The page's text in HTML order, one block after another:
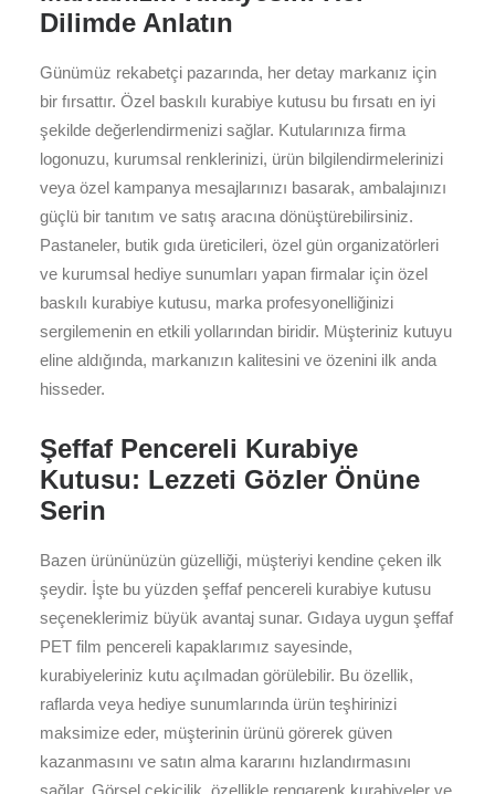
Dilimde Anlatın
Günümüz rekabetçi pazarında, her detay markanız için
bir fırsattır. Özel baskılı kurabiye kutusu bu fırsatı en iyi
şekilde değerlendirmenizi sağlar. Kutularınıza firma
logonuzu, kurumsal renklerinizi, ürün bilgilendirmelerinizi
veya özel kampanya mesajlarınızı basarak, ambalajınızı
güçlü bir tanıtım ve satış aracına dönüştürebilirsiniz.
Pastaneler, butik gıda üreticileri, özel gün organizatörleri
ve kurumsal hediye sunumları yapan firmalar için özel
baskılı kurabiye kutusu, marka profesyonelliğinizi
sergilemenin en etkili yollarından biridir. Müşteriniz kutuyu
eline aldığında, markanızın kalitesini ve özenini ilk anda
hisseder.
Şeffaf Pencereli Kurabiye
Kutusu: Lezzeti Gözler Önüne
Serin
Bazen ürününüzün güzelliği, müşteriyi kendine çeken ilk
şeydir. İşte bu yüzden şeffaf pencereli kurabiye kutusu
seçeneklerimiz büyük avantaj sunar. Gıdaya uygun şeffaf
PET film pencereli kapaklarımız sayesinde,
kurabiyeleriniz kutu açılmadan görülebilir. Bu özellik,
raflarda veya hediye sunumlarında ürün teşhirinizi
maksimize eder, müşterinin ürünü görerek güven
kazanmasını ve satın alma kararını hızlandırmasını
sağlar. Görsel çekicilik, özellikle rengarenk kurabiyeler ve